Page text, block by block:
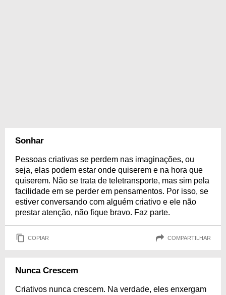
Sonhar
Pessoas criativas se perdem nas imaginações, ou
seja, elas podem estar onde quiserem e na hora que
quiserem. Não se trata de teletransporte, mas sim pela
facilidade em se perder em pensamentos. Por isso, se
estiver conversando com alguém criativo e ele não
prestar atenção, não fique bravo. Faz parte.
COPIAR COMPARTILHAR
Nunca Crescem
Criativos nunca crescem. Na verdade, eles enxergam